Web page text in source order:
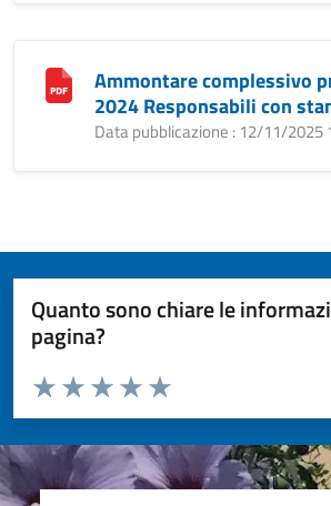
Ammontare complessivo
2024 Responsabili con
Data pubblicazione : 12/11/2025
Quanto sono chiare le
pagina?
Valuta da 1 a 5 stelle la pagina
Valuta 5 stelle su 5
Valuta 4 stelle su 5
Valuta 3 stelle su 5
Valuta 2 stelle su 5
Valuta 1 stelle su 5